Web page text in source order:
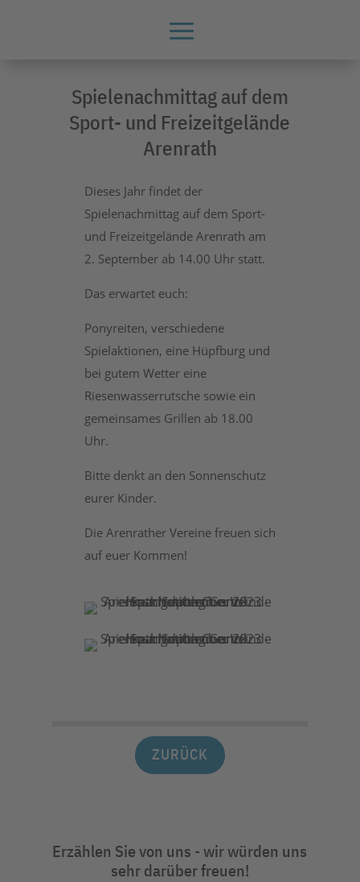
Spielenachmittag auf dem
Sport- und Freizeitgelände
Arenrath
Dieses Jahr findet der
Spielenachmittag auf dem Sport-
und Freizeitgelände Arenrath am
2. September ab 14.00 Uhr statt.
Das erwartet euch:
Ponyreiten, verschiedene
Spielaktionen, eine Hüpfburg und
bei gutem Wetter eine
Riesenwasserrutsche sowie ein
gemeinsames Grillen ab 18.00
Uhr.
Bitte denkt an den Sonnenschutz
eurer Kinder.
Die Arenrather Vereine freuen sich
auf euer Kommen!
ZURÜCK
Erzählen Sie von uns - wir würden uns
sehr darüber freuen!